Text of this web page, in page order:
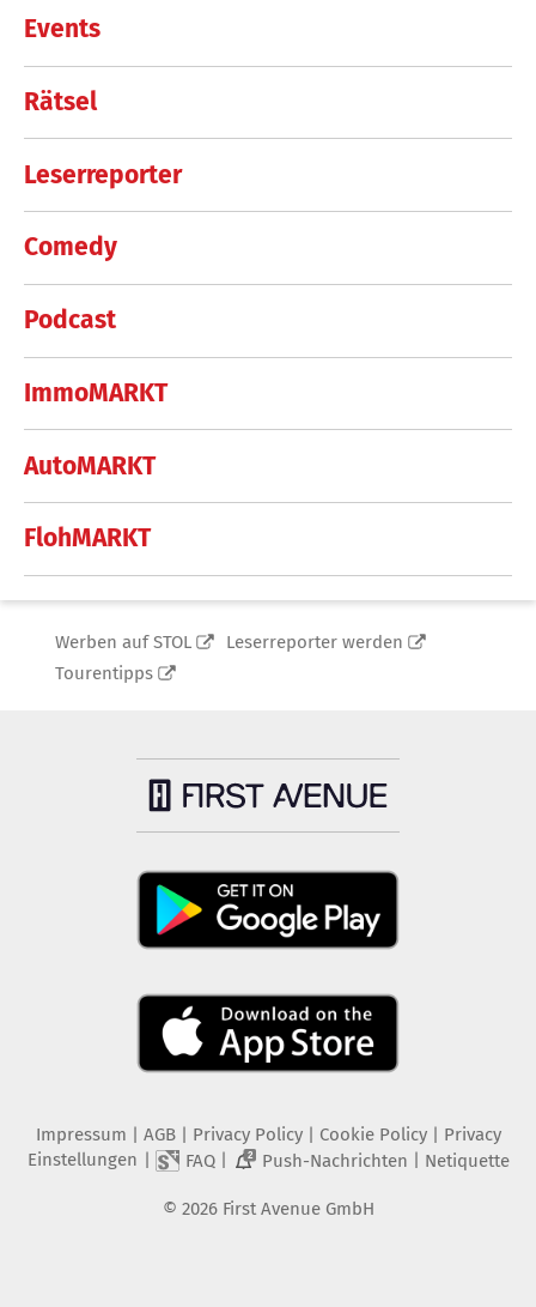
Events
Rätsel
Leserreporter
Comedy
Podcast
ImmoMARKT
AutoMARKT
FlohMARKT
Werben auf STOL
Leserreporter werden
Tourentipps
Impressum | AGB | Privacy Policy| Cookie Policy| Privacy
Einstellungen | FAQ| 2 Push-Nachrichten | Netiquette
© 2026 First Avenue GmbH